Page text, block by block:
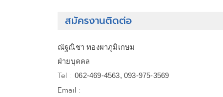
สมัครงานติดต่อ
ณัฐณิชา ทองผาภูมิเกษม
ฝ่ายบุคคล
Tel :062-469-4563, 093-975-3569
Email :